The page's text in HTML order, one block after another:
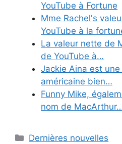
YouTube à Fortune
Mme Rachel's
YouTube à la
La valeur nette de
de YouTube à…
Jackie Aina est
américaine bien…
Funny Mike,
nom de
Categories
Dernières nouvelles